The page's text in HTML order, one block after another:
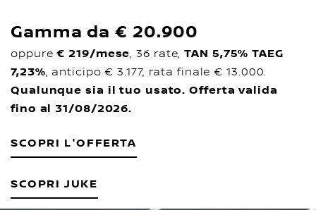
Gamma da € 20.900
oppure€ 219/mese, 36 rate,TAN 5,75% TAEG
7,23%, anticipo € 3.177, rata finale € 13.000.
Qualunque sia il tuo usato. Offerta valida
fino al 31/08/2026.
SCOPRI L'OFFERTA
SCOPRI JUKE